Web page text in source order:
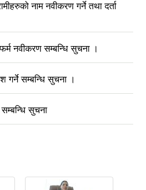
नाम नवीकरण गर्ने तथा दर्ता
नवीकरण सम्बन्धि सुचना ।
गर्ने सम्बन्धि सुचना ।
सुचना